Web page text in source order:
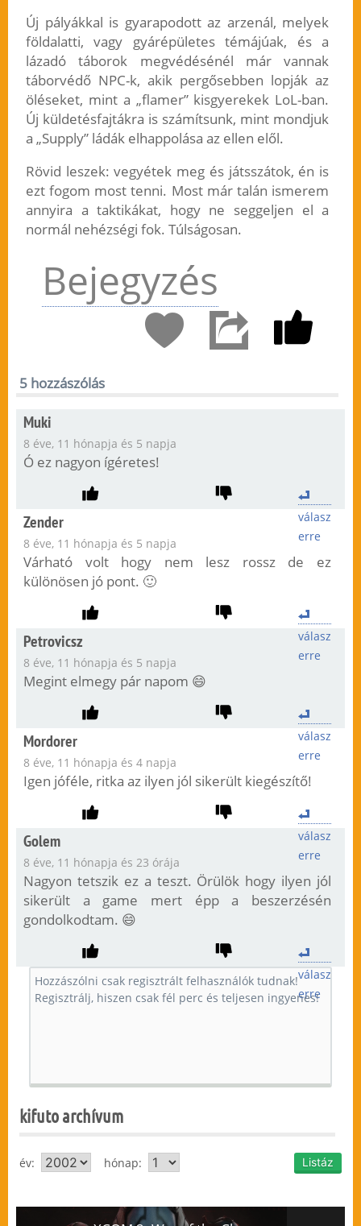
Új pályákkal is gyarapodott az arzenál, melyek
földalatti, vagy gyárépületes témájúak, és a
lázadó táborok megvédésénél már vannak
táborvédő NPC-k, akik pergősebben lopják az
öléseket, mint a „flamer” kisgyerekek LoL-ban.
Új küldetésfajtákra is számítsunk, mint mondjuk
a „Supply” ládák elhappolása az ellen elől.
Rövid leszek: vegyétek meg és játsszátok, én is
ezt fogom most tenni. Most már talán ismerem
annyira a taktikákat, hogy ne seggeljen el a
normál nehézségi fok. Túlságosan.
Bejegyzés
5 hozzászólás
Muki
8 éve, 11 hónapja és 5 napja
Ó ez nagyon ígéretes!
válasz
erre
Zender
8 éve, 11 hónapja és 5 napja
Várható volt hogy nem lesz rossz de ez
különösen jó pont. 🙂
válasz
erre
Petrovicsz
8 éve, 11 hónapja és 5 napja
Megint elmegy pár napom 😄
válasz
erre
Mordorer
8 éve, 11 hónapja és 4 napja
Igen jóféle, ritka az ilyen jól sikerült kiegészítő!
válasz
erre
Golem
8 éve, 11 hónapja és 23 órája
Nagyon tetszik ez a teszt. Örülök hogy ilyen jól
sikerült a game mert épp a beszerzésén
gondolkodtam. 😄
válasz
erre
kifuto archívum
év: hónap: